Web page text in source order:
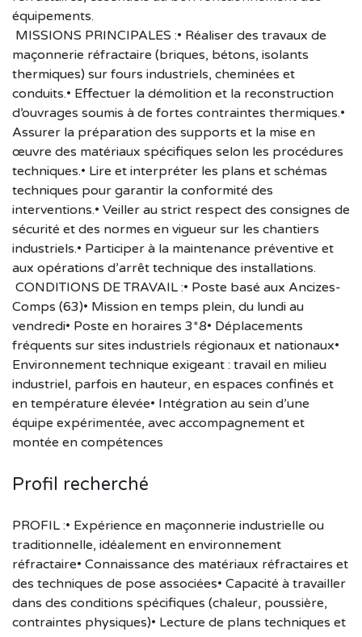
équipements.
MISSIONS PRINCIPALES :• Réaliser des travaux de
maçonnerie réfractaire (briques, bétons, isolants
thermiques) sur fours industriels, cheminées et
conduits.• Effectuer la démolition et la reconstruction
d’ouvrages soumis à de fortes contraintes thermiques.•
Assurer la préparation des supports et la mise en
œuvre des matériaux spécifiques selon les procédures
techniques.• Lire et interpréter les plans et schémas
techniques pour garantir la conformité des
interventions.• Veiller au strict respect des consignes de
sécurité et des normes en vigueur sur les chantiers
industriels.• Participer à la maintenance préventive et
aux opérations d’arrêt technique des installations.
CONDITIONS DE TRAVAIL :• Poste basé aux Ancizes-
Comps (63)• Mission en temps plein, du lundi au
vendredi• Poste en horaires 3*8• Déplacements
fréquents sur sites industriels régionaux et nationaux•
Environnement technique exigeant : travail en milieu
industriel, parfois en hauteur, en espaces confinés et
en température élevée• Intégration au sein d’une
équipe expérimentée, avec accompagnement et
montée en compétences
Profil recherché
PROFIL :• Expérience en maçonnerie industrielle ou
traditionnelle, idéalement en environnement
réfractaire• Connaissance des matériaux réfractaires et
des techniques de pose associées• Capacité à travailler
dans des conditions spécifiques (chaleur, poussière,
contraintes physiques)• Lecture de plans techniques et